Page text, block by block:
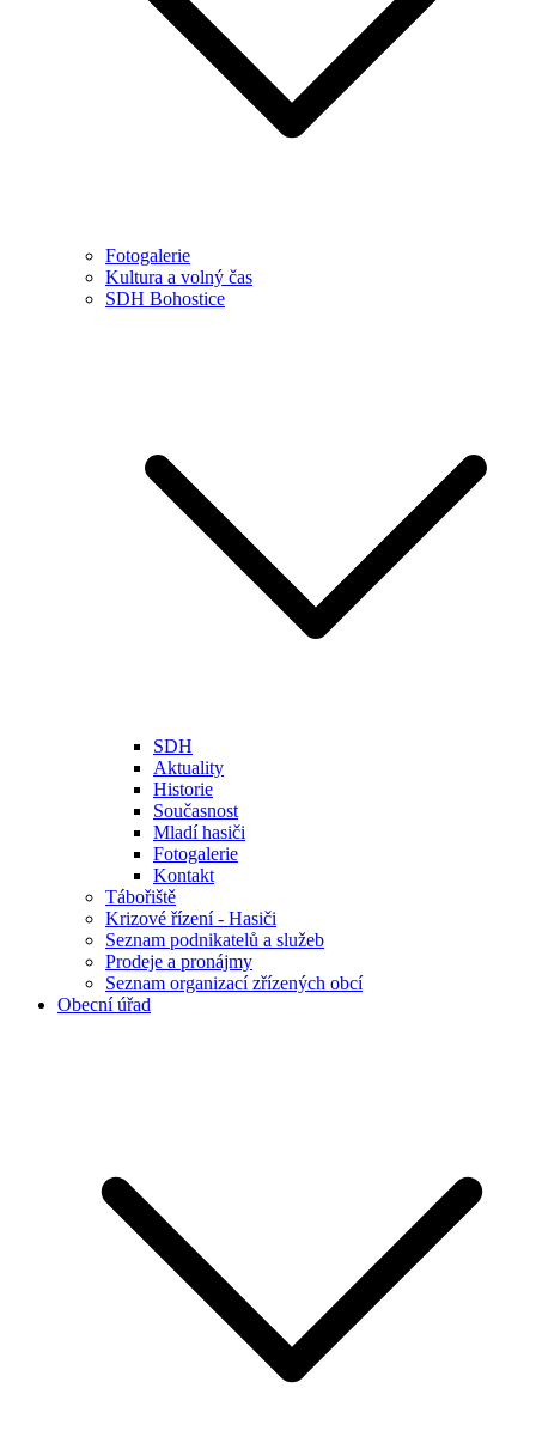
Fotogalerie
Kultura a volný čas
SDH Bohostice
SDH
Aktuality
Historie
Současnost
Mladí hasiči
Fotogalerie
Kontakt
Tábořiště
Krizové řízení - Hasiči
Seznam podnikatelů a služeb
Prodeje a pronájmy
Seznam organizací zřízených obcí
Obecní úřad